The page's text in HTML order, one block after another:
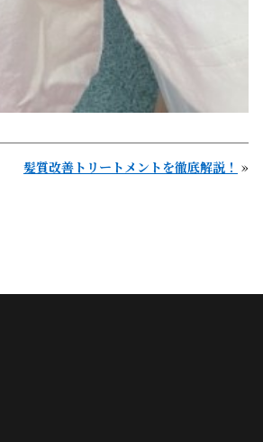
髪質改善トリートメントを徹底解説！ »